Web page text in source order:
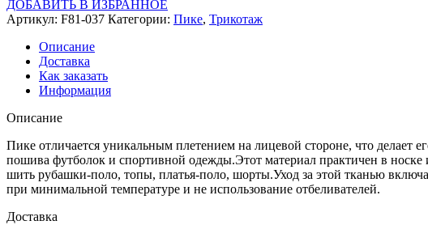
ДОБАВИТЬ В ИЗБРАННОЕ
Артикул: F81-037 Категории: Пике, Трикотаж
Описание
Доставка
Как заказать
Информация
Описание
Пике отличается уникальным плетением на лицевой стороне, что делает
пошива футболок и спортивной одежды.Этот материал практичен в носке
шить рубашки-поло, топы, платья-поло, шорты.Уход за этой тканью
при минимальной температуре и не использование отбеливателей.
Доставка